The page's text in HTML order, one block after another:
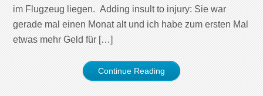
im Flugzeug liegen. Adding insult to injury: Sie war
gerade mal einen Monat alt und ich habe zum ersten Mal
etwas mehr Geld für […]
Continue Reading